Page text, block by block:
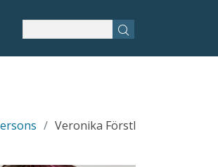
Veronika Förstl